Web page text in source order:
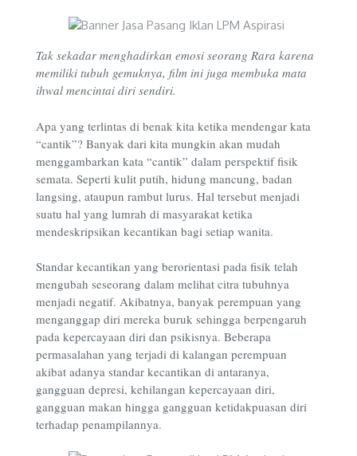
Tak sekadar menghadirkan emosi seorang Rara karena
memiliki tubuh gemuknya, film ini juga membuka mata
ihwal mencintai diri sendiri.
Apa yang terlintas di benak kita ketika mendengar kata
“cantik”? Banyak dari kita mungkin akan mudah
menggambarkan kata “cantik” dalam perspektif fisik
semata. Seperti kulit putih, hidung mancung, badan
langsing, ataupun rambut lurus. Hal tersebut menjadi
suatu hal yang lumrah di masyarakat ketika
mendeskripsikan kecantikan bagi setiap wanita.
Standar kecantikan yang berorientasi pada fisik telah
mengubah seseorang dalam melihat citra tubuhnya
menjadi negatif. Akibatnya, banyak perempuan yang
menganggap diri mereka buruk sehingga berpengaruh
pada kepercayaan diri dan psikisnya. Beberapa
permasalahan yang terjadi di kalangan perempuan
akibat adanya standar kecantikan di antaranya,
gangguan depresi, kehilangan kepercayaan diri,
gangguan makan hingga gangguan ketidakpuasan diri
terhadap penampilannya.